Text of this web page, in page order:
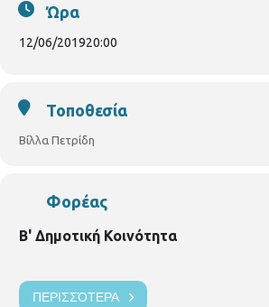
Ώρα
12/06/201920:00
Τοποθεσία
Βίλλα Πετρίδη
Φορέας
Β' Δημοτική Κοινότητα
ΠΕΡΙΣΣΌΤΕΡΑ